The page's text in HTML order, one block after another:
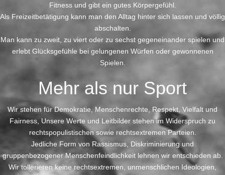
Fitness und gibt ein gutes Körpergefühl.
Als Freizeitbetätigung kann man den Alltag hinter sich lassen und völlig
abschalten.
Man kann zu zweit, zu viert oder zu sechst gegeneinander spielen und
erlebt Glücksgefühle bei gelungenen Würfen oder gewonnenen
Spielen.
Mehr als nur Sport
Wir stehen für Demokratie, Menschenrechte, Respekt, Vielfalt und
Fairness, Unsere Werte und Leitbilder stehen im Widerspruch zu
rechtspopulistischen sowie rechtsextremen Parteien.
Jedliche Form von Rassismus, Diskriminierung und
gruppenbezogener Menschenfeindlichkeit lehnen wir entschieden ab.
Wir tollerieren keine rechtsextremen, unmenschlichen Ideologien,